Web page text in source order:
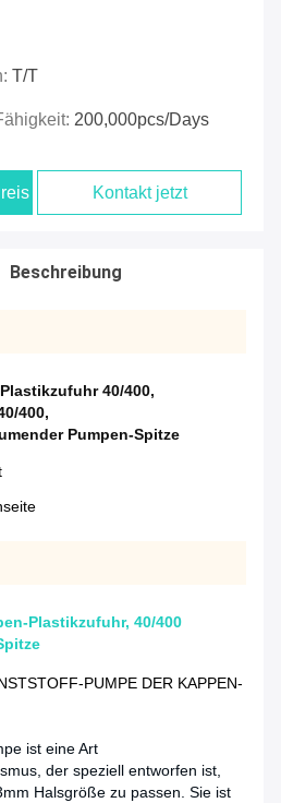
T/T
200,000pcs/days
Kontakt jetzt
Beschreibung
40/400,
400,
Pumpen-Spitze
Plastikzufuhr, 40/400
PUMPE DER KAPPEN-
ist eine Art
der speziell entworfen ist,
Halsgröße zu passen. Sie ist